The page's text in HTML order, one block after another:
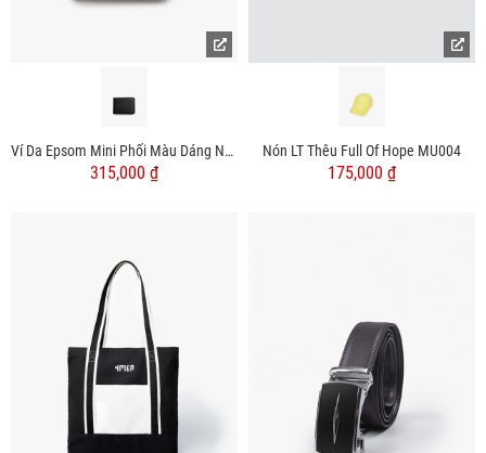
Ví Da Epsom Mini Phối Màu Dáng Ngang BV060
315,000 ₫
Nón LT Thêu Full Of Hope MU004
175,000 ₫